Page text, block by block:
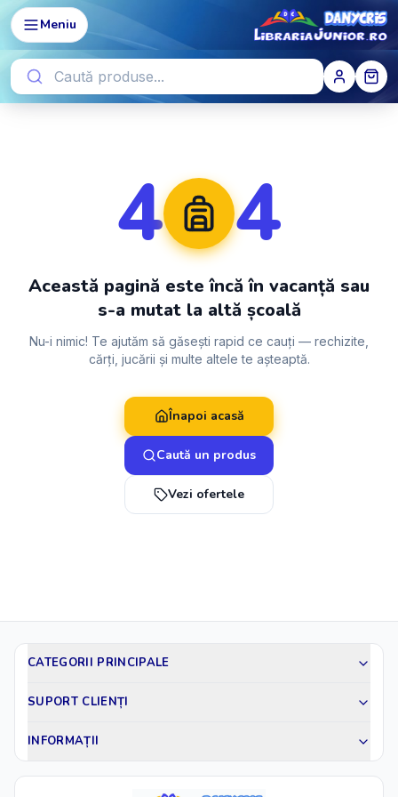
Meniu
4 4
Această pagină este încă în vacanță sau
s-a mutat la altă școală
Nu-i nimic! Te ajutăm să găsești rapid ce cauți — rechizite,
cărți, jucării și multe altele te așteaptă.
Înapoi acasă
Caută un produs
Vezi ofertele
CATEGORII PRINCIPALE
SUPORT CLIENȚI
INFORMAȚII